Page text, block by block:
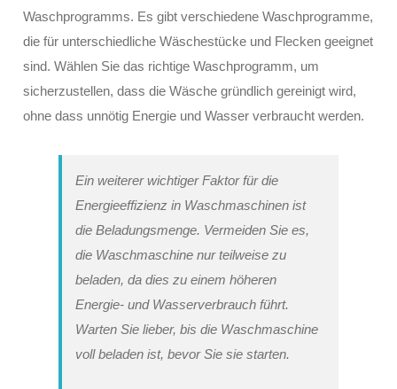
Waschprogramms. Es gibt verschiedene Waschprogramme,
die für unterschiedliche Wäschestücke und Flecken geeignet
sind. Wählen Sie das richtige Waschprogramm, um
sicherzustellen, dass die Wäsche gründlich gereinigt wird,
ohne dass unnötig Energie und Wasser verbraucht werden.
Ein weiterer wichtiger Faktor für die
Energieeffizienz in Waschmaschinen ist
die Beladungsmenge. Vermeiden Sie es,
die Waschmaschine nur teilweise zu
beladen, da dies zu einem höheren
Energie- und Wasserverbrauch führt.
Warten Sie lieber, bis die Waschmaschine
voll beladen ist, bevor Sie sie starten.